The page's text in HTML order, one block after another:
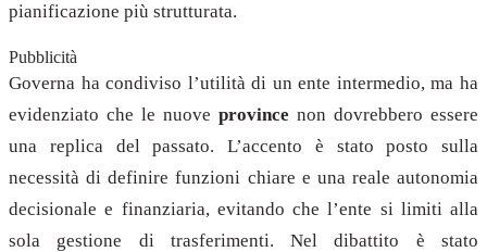
pianificazione più strutturata.
Pubblicità
Governa ha condiviso l’utilità di un ente intermedio, ma ha
evidenziato che le nuove province non dovrebbero essere
una replica del passato. L’accento è stato posto sulla
necessità di definire funzioni chiare e una reale autonomia
decisionale e finanziaria, evitando che l’ente si limiti alla
sola gestione di trasferimenti. Nel dibattito è stato